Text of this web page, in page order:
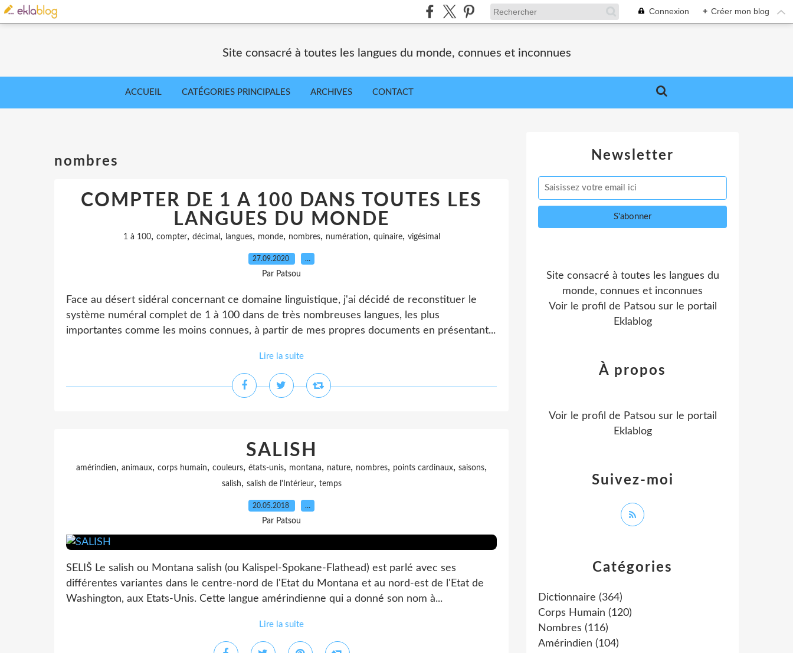
Connexion + Créer mon blog
Site consacré à toutes les langues du monde, connues et inconnues
ACCUEIL CATÉGORIES PRINCIPALES ARCHIVES CONTACT
nombres
COMPTER DE 1 A 100 DANS TOUTES LES
LANGUES DU MONDE
1 à 100, compter, décimal , langues, monde, nombres, numération, quinaire, vigésimal
27.09.2020 …
Par Patsou
Face au désert sidéral concernant ce domaine linguistique, j'ai décidé de reconstituer le
système numéral complet de 1 à 100 dans de très nombreuses langues, les plus
importantes comme les moins connues, à partir de mes propres documents en présentant...
Lire la suite
SALISH
amérindien, animaux, corps humain, couleurs, états-unis, montana, nature, nombres, points cardinaux, saisons,
salish, salish de l'Intérieur, temps
20.05.2018 …
Par Patsou
SELIŠ Le salish ou Montana salish (ou Kalispel-Spokane-Flathead) est parlé avec ses
différentes variantes dans le centre-nord de l'Etat du Montana et au nord-est de l'Etat de
Washington, aux Etats-Unis. Cette langue amérindienne qui a donné son nom à...
Lire la suite
Newsletter
Catégories
Dictionnaire (364)
Corps Humain (120)
Nombres (116)
Amérindien (104)
Site consacré à toutes les langues du
monde, connues et inconnues
Voir le profil de Patsou sur le portail
Eklablog
Suivez-moi
À propos
Voir le profil de Patsou sur le portail
Eklablog